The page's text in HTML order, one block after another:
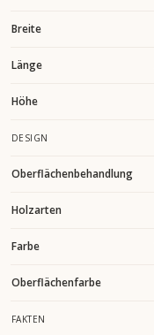
Breite
Länge
Höhe
DESIGN
Oberflächenbehandlung
Holzarten
Farbe
Oberflächenfarbe
FAKTEN